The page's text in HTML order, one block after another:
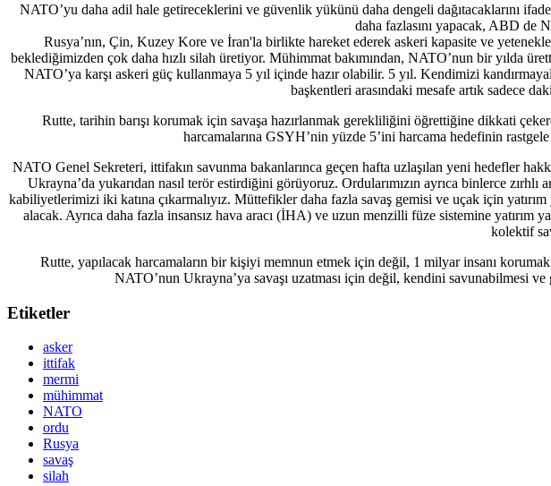
NATO’yu daha adil hale getireceklerini ve güvenlik yükünü daha dengeli dağıtacaklarını
daha fazlasını yapacak, ABD de
Rusya’nın, Çin, Kuzey Kore ve İran'la birlikte hareket ederek askeri kapasite ve
beklediğimizden çok daha hızlı silah üretiyor. Mühimmat bakımından, NATO’nun bir yılda
NATO’ya karşı askeri güç kullanmaya 5 yıl içinde hazır olabilir. 5 yıl. Kendimizi
başkentleri arasındaki mesafe artık sadece
Rutte, tarihin barışı korumak için savaşa hazırlanmak gerekliliğini öğrettiğine dikkati
harcamalarına GSYH’nin yüzde 5’ini harcama hedefinin
NATO Genel Sekreteri, ittifakın savunma bakanlarınca geçen hafta uzlaşılan yeni hedefler
Ukrayna’da yukarıdan nasıl terör estirdiğini görüyoruz. Ordularımızın ayrıca binlerce
kabiliyetlerimizi iki katına çıkarmalıyız. Müttefikler daha fazla savaş gemisi ve uçak için
alacak. Ayrıca daha fazla insansız hava aracı (İHA) ve uzun menzilli füze sistemine yatırım
kolektif
Rutte, yapılacak harcamaların bir kişiyi memnun etmek için değil, 1 milyar insanı
NATO’nun Ukrayna’ya savaşı uzatması için değil, kendini savunabilmesi
Etiketler
asker
ittifak
mermi
mühimmat
NATO
ordu
Rusya
savaş
silah